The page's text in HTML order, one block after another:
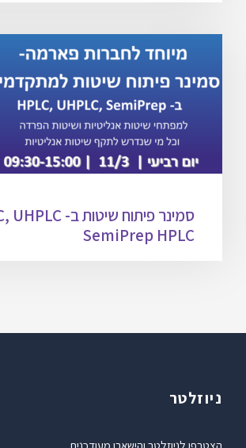
SemiPrep HPLC
ניוזלטר
הצטרפו לניוזלטר והישארו מעודכנים